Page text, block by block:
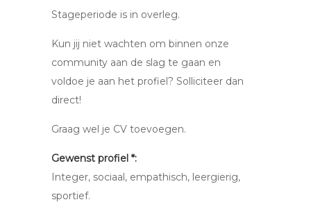
Stageperiode is in overleg.
Kun jij niet wachten om binnen onze
community aan de slag te gaan en
voldoe je aan het profiel? Solliciteer dan
direct!
Graag wel je CV toevoegen.
Gewenst profiel *:
Integer, sociaal, empathisch, leergierig,
sportief.